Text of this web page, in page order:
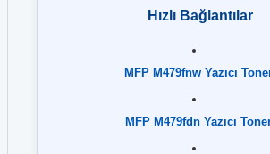
Hızlı Bağlantılar
MFP M479fnw Yazıcı
MFP M479fdn Yazıcı